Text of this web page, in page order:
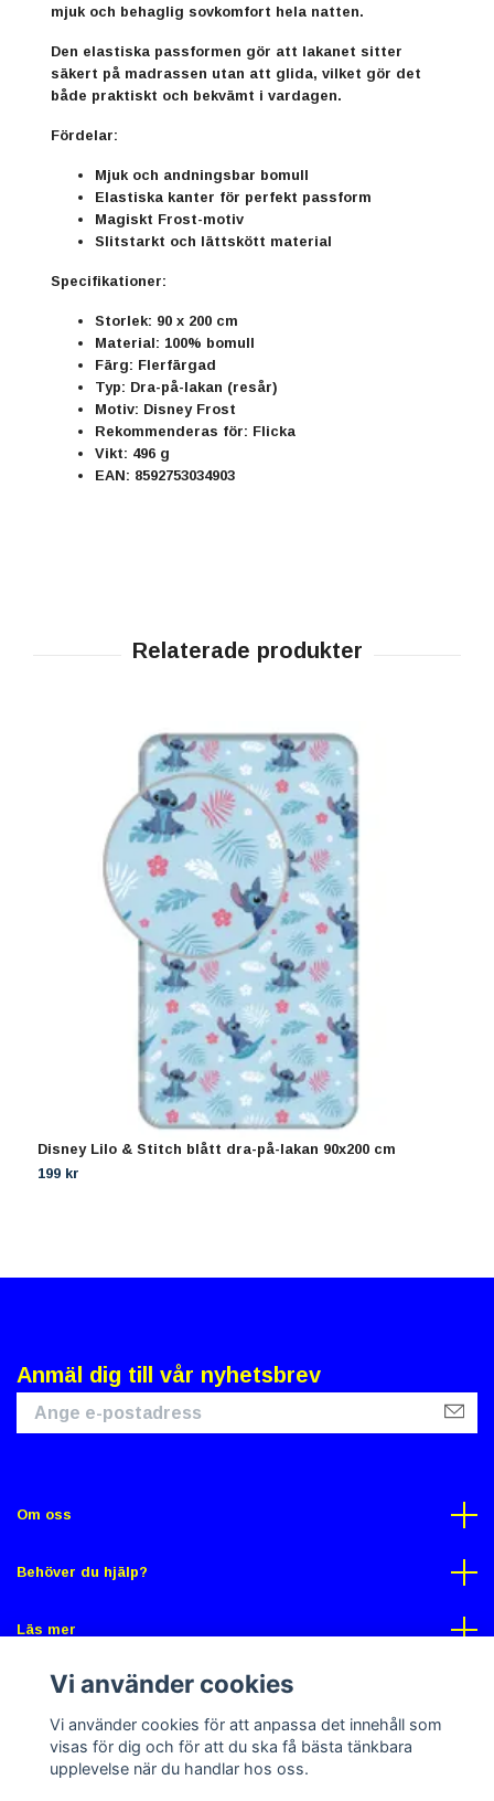
mjuk och behaglig sovkomfort hela natten.
Den elastiska passformen gör att lakanet sitter
säkert på madrassen utan att glida, vilket gör det
både praktiskt och bekvämt i vardagen.
Fördelar:
Mjuk och andningsbar bomull
Elastiska kanter för perfekt passform
Magiskt Frost-motiv
Slitstarkt och lättskött material
Specifikationer:
Storlek: 90 x 200 cm
Material: 100% bomull
Färg: Flerfärgad
Typ: Dra-på-lakan (resår)
Motiv: Disney Frost
Rekommenderas för: Flicka
Vikt: 496 g
EAN: 8592753034903
Disney Lilo & Stitch blått dra-på-lakan 90x200 cm
199 kr
Anmäl dig till vår nyhetsbrev
Om oss
Behöver du hjälp?
Läs mer
Sociala medier
Vi använder cookies
Vi använder cookies för att anpassa det innehåll som
visas för dig och för att du ska få bästa tänkbara
upplevelse när du handlar hos oss.